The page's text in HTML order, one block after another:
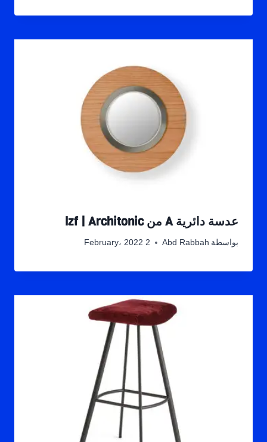
عدسة دائرية A من lzf | Architonic
بواسطة Abd Rabbah 2 February، 2022